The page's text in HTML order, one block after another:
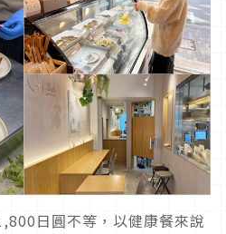
日圓不等，以健康餐來說